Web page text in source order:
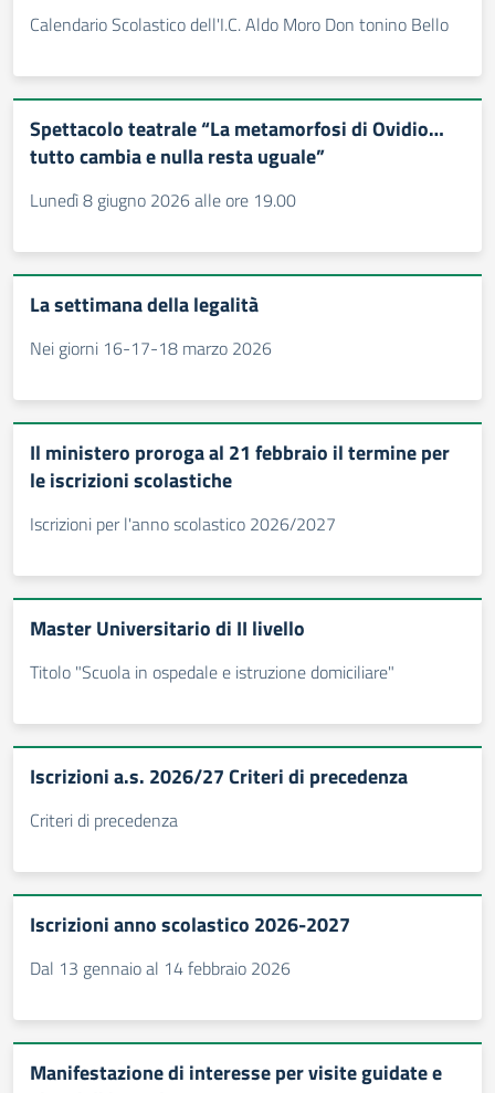
Calendario Scolastico dell'I.C. Aldo Moro Don tonino Bello
Spettacolo teatrale “La metamorfosi di Ovidio…
tutto cambia e nulla resta uguale”
Lunedì 8 giugno 2026 alle ore 19.00
La settimana della legalità
Nei giorni 16-17-18 marzo 2026
Il ministero proroga al 21 febbraio il termine per
le iscrizioni scolastiche
Iscrizioni per l'anno scolastico 2026/2027
Master Universitario di II livello
Titolo "Scuola in ospedale e istruzione domiciliare"
Iscrizioni a.s. 2026/27 Criteri di precedenza
Criteri di precedenza
Iscrizioni anno scolastico 2026-2027
Dal 13 gennaio al 14 febbraio 2026
Manifestazione di interesse per visite guidate e